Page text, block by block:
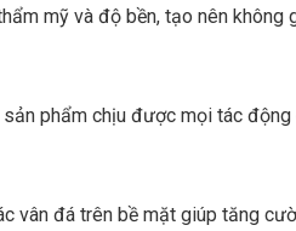
mỹ và độ bền, tạo nên
phẩm chịu được mọi tác
vân đá trên bề mặt giúp tăng